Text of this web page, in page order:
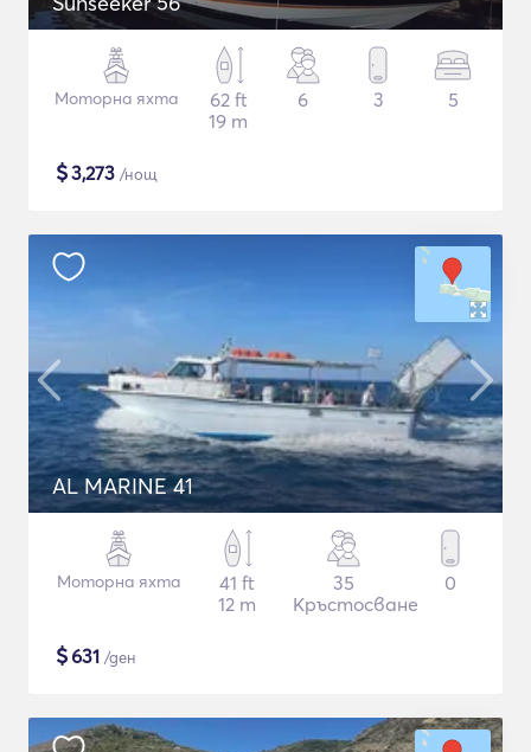
Моторна яхта
62 ft
19 m
6 3 5
$3,273 /нощ
AL MARINE 41
Моторна яхта
41 ft
12 m
35
Кръстосване
0
$631 /ден